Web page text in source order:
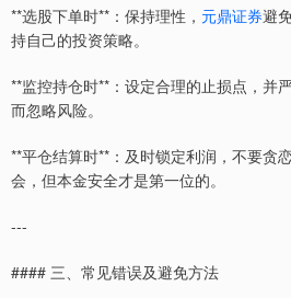
**选股下单时**：保持理性， 元鼎证券避
持自己的投资策略。
**监控持仓时**：设定合理的止损点，并
而忽略风险。
**平仓结算时**：及时锁定利润，不要贪
会，但本金安全才是第一位的。
---
#### 三、常见错误及避免方法